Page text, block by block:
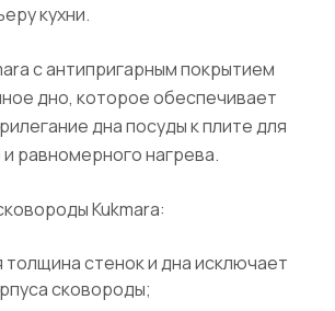
кухни.
с антипригарным покрытием
дно, которое обеспечивает
дна посуды к плите для
равномерного нагрева.
Kukmara:
толщина стенок и дна исключает
сковороды;